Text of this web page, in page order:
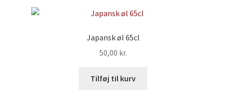
Japansk øl 65cl
50,00 kr.
Tilføj til kurv